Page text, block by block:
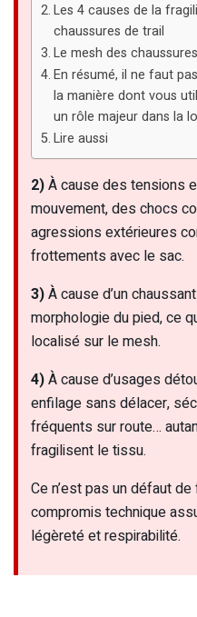
Les 4 causes de la
chaussures de trail
Le mesh des
En résumé, il ne faut
la manière dont vous
un rôle majeur dans la
Lire aussi
2)À cause des tensions
mouvement, des chocs
agressions extérieures
frottements avec le sac.
3)À cause d’un
morphologie du pied, ce
localisé sur le mesh.
4)À cause d’usages
enfilage sans délacer,
fréquents sur route…
fragilisent le tissu.
Ce n’est pas un défaut
compromis technique
légèreté et respirabilité.